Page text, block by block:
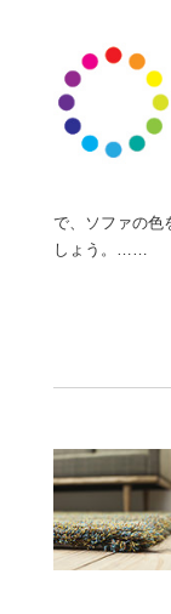
で、ソファの色
しょう。……